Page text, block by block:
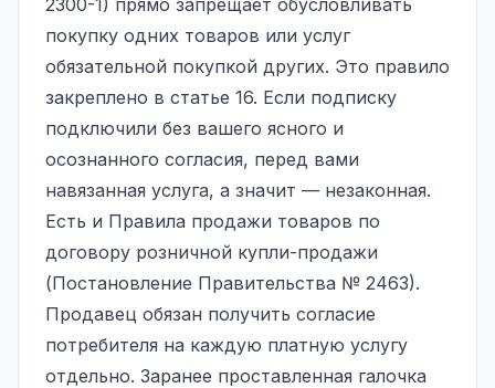
покупку одних товаров или услуг
обязательной покупкой других. Это правило
закреплено в статье 16. Если подписку
подключили без вашего ясного и
осознанного согласия, перед вами
навязанная услуга, а значит — незаконная.
Есть и Правила продажи товаров по
договору розничной купли-продажи
(Постановление Правительства № 2463).
Продавец обязан получить согласие
потребителя на каждую платную услугу
отдельно. Заранее проставленная галочка